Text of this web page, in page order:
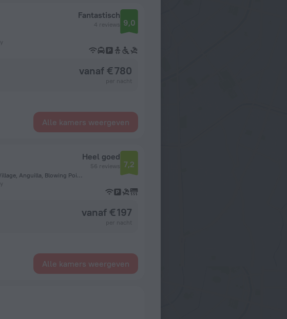
Fantastisch
4 reviews 9,0
vanaf € 780
Alle kamers weergeven
Sandy Ground, AI2640 Sandy Ground Village, Anguilla, Blowing Point
Heel goed
56 reviews 7,2
vanaf € 197
Alle kamers weergeven